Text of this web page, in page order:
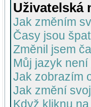
Uživatelská
Jak změním
Časy jsou
Změnil jsem
Můj jazyk
Jak zobrazím
Jak změní
Když kliknu